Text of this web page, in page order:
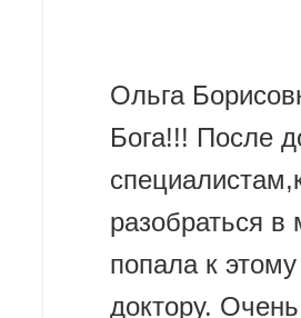
Ольга
Бога!!! После
разобраться
попала к
доктору.